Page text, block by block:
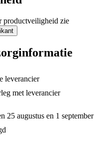
productveiligheid zie
leverancier
met leverancier
25 augustus en 1 september